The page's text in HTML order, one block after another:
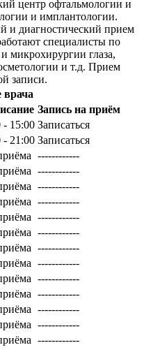
центр офтальмологии и
и имплантологии.
и диагностический прием
специалисты по
микрохирургии глаза,
и т.д. Прием
записи.
врача
Запись на приём
- 15:00 Записаться
- 21:00 Записаться
------------
------------
------------
------------
------------
------------
------------
------------
------------
------------
------------
------------
------------